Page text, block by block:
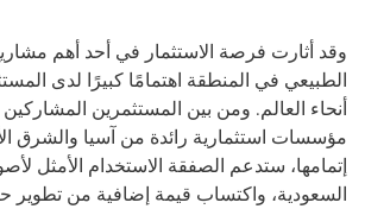
وقد أثارت فرصة الاستثمار في أحد أهم
الطبيعي في المنطقة اهتمامًا كبيرًا لدى
أنحاء العالم. ومن بين المستثمرين
مؤسسات استثمارية رائدة من آسيا والشرق
إتمامها، ستدعم الصفقة الاستخدام الأمثل
السعودية، واكتساب قيمة إضافية من تطوير